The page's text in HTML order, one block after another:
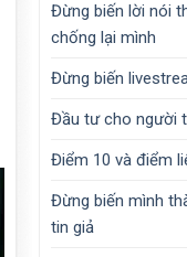
Đừng biến lời nói
chống lại mình
Đừng biến
Đầu tư cho người
Điểm 10 và điểm
Đừng biến mình
tin giả